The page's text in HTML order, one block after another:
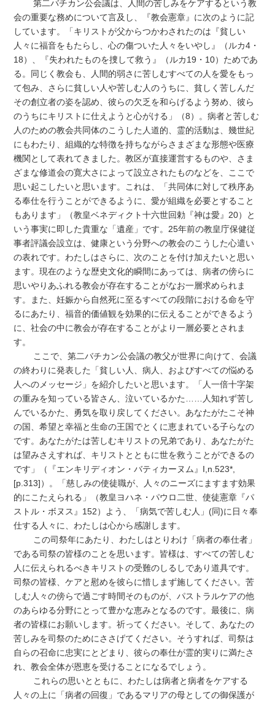
第二バチカン公会議は、人間の苦しみをケアするという教
会の重要な務めについて言及し、『教会憲章』に次のように記
しています。「キリストが父からつかわされたのは『貧しい
人々に福音をもたらし、心の傷ついた人々をいやし』（ルカ4・
18）、『失われたものを捜して救う』（ルカ19・10）ためであ
る。同じく教会も、人間的弱さに苦しむすべての人を愛をもっ
て包み、さらに貧しい人や苦しむ人のうちに、貧しく苦しんだ
その創立者の姿を認め、彼らの欠乏を和らげるよう努め、彼ら
のうちにキリストに仕えようと心がける」（8）。病者と苦しむ
人のための教会共同体のこうした人道的、霊的活動は、幾世紀
にもわたり、組織的な特徴を持ちながらさまざまな形態や医療
機関として表れてきました。教区が直接運営するものや、さま
ざまな修道会の寛大さによって設立されたものなどを、ここで
思い起こしたいと思います。これは、「共同体に対して秩序あ
る奉仕を行うことができるように、愛が組織を必要とすること
もあります」（教皇ベネディクト十六世回勅『神は愛』20）と
いう事実に即した貴重な「遺産」です。25年前の教皇庁保健従
事者評議会設立は、健康という分野への教会のこうした心遣い
の表れです。わたしはさらに、次のことを付け加えたいと思い
ます。現在のような歴史文化的瞬間にあっては、病者の傍らに
思いやりあふれる教会が存在することがなお一層求められま
す。また、妊娠から自然死に至るすべての段階における命を守
るにあたり、福音的価値観を効果的に伝えることができるよう
に、社会の中に教会が存在することがより一層必要とされま
す。
ここで、第二バチカン公会議の教父が世界に向けて、会議
の終わりに発表した「貧しい人、病人、およびすべての悩める
人へのメッセージ」を紹介したいと思います。「人一倍十字架
の重みを知っている皆さん、泣いているかた……人知れず苦し
んでいるかた、勇気を取り戻してください。あなたがたこそ神
の国、希望と幸福と生命の王国でとくに恵まれている子らなの
です。あなたがたは苦しむキリストの兄弟であり、あなたがた
は望みさえすれば、キリストとともに世を救うことができるの
です」（『エンキリディオン・バティカーヌム』I,n.523*,
[p.313]）。「慈しみの使徒職が、人々のニーズにますます効果
的にこたえられる」（教皇ヨハネ・パウロ二世、使徒憲章『パ
ストル・ボヌス』152）よう、「病気で苦しむ人」(同)に日々奉
仕する人々に、わたしは心から感謝します。
この司祭年にあたり、わたしはとりわけ「病者の奉仕者」
である司祭の皆様のことを思います。皆様は、すべての苦しむ
人に伝えられるべきキリストの受難のしるしであり道具です。
司祭の皆様、ケアと慰めを彼らに惜しまず施してください。苦
しむ人々の傍らで過ごす時間そのものが、パストラルケアの他
のあらゆる分野にとって豊かな恵みとなるのです。最後に、病
者の皆様にお願いします。祈ってください。そして、あなたの
苦しみを司祭のためにささげてください。そうすれば、司祭は
自らの召命に忠実にとどまり、彼らの奉仕が霊的実りに満たさ
れ、教会全体が恩恵を受けることになるでしょう。
これらの思いとともに、わたしは病者と病者をケアする
人々の上に「病者の回復」であるマリアの母としての御保護が